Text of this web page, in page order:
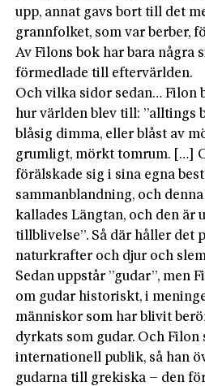
upp, annat gavs bort till det
grannfolket, som var berber,
Av Filons bok har bara några
förmedlade till eftervärlden.
Och vilka sidor sedan… Filon
hur världen blev till: ”alltings
blåsig dimma, eller blåst av
grumligt, mörkt tomrum. […]
förälskade sig i sina egna
sammanblandning, och
kallades Längtan, och den är
tillblivelse”. Så där håller det
naturkrafter och djur och
Sedan uppstår ”gudar”, men
om gudar historiskt, i
människor som har blivit
dyrkats som gudar. Och
internationell publik, så han
gudarna till grekiska – den